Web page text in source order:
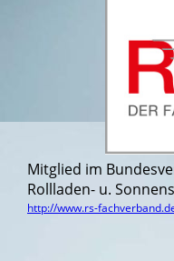
Mitglied im
Rollladen- u.
http://www.rs-